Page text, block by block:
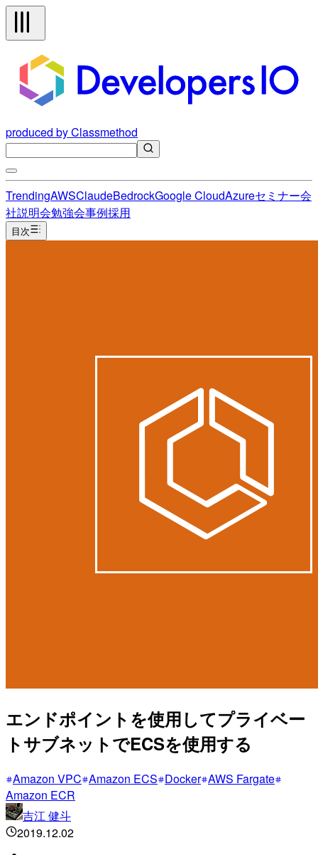
produced by Classmethod
TrendingAWSClaudeBedrockGoogle CloudAzureセミナー会
社説明会勉強会事例採用
目次
エンドポイントを使用してプライベー
トサブネットでECSを使用する
Amazon VPC Amazon ECS Docker AWS Fargate
Amazon ECR
吉江 健斗
2019.12.02